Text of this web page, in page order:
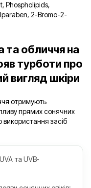
Phospholipids,
2-Bromo-2-
та обличчя на
турботи про
вигляд шкіри
отримують
прямих сонячних
засіб
та UVB-